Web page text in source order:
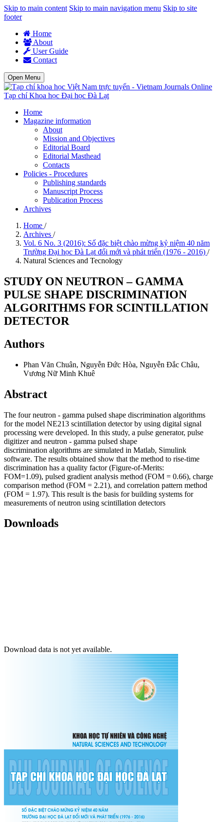
Skip to main content Skip to main navigation menu Skip to site
footer
Home
About
User Guide
Contact
Open Menu
Tạp chí Khoa học Đại học Đà Lạt
Home
Magazine information
About
Mission and Objectives
Editorial Board
Editorial Masthead
Contacts
Policies - Procedures
Publishing standards
Manuscript Process
Publication Process
Archives
Home /
Archives /
Vol. 6 No. 3 (2016): Số đặc biệt chào mừng kỷ niệm 40 năm
Trường Đại học Đà Lạt đổi mới và phát triển (1976 - 2016) /
Natural Sciences and Tecnology
STUDY ON NEUTRON – GAMMA
PULSE SHAPE DISCRIMINATION
ALGORITHMS FOR SCINTILLATION
DETECTOR
Authors
Phan Văn Chuân, Nguyễn Đức Hòa, Nguyễn Đắc Châu,
Vương Nữ Minh Khuê
Abstract
The four neutron - gamma pulsed shape discrimination algorithms
for the model NE213 scintillation detector by using digital signal
processing were developed. In this study, a pulse generator, pulse
digitizer and neutron - gamma pulsed shape
discrimination algorithms are simulated in Matlab, Simulink
software. The results obtained show that the method to rise-time
discrimination has a quality factor (Figure-of-Merits:
FOM=1.09), pulsed gradient analysis method (FOM = 0.66), charge
comparison method (FOM = 2.21), and correlation pattern method
(FOM = 1.97). This result is the basis for building systems for
measurements of neutron using scintillation detectors
Downloads
Download data is not yet available.